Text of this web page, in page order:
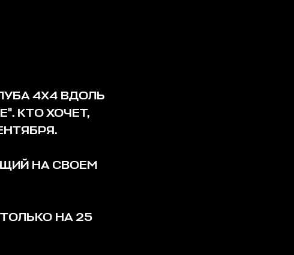
4Х4 ВДОЛЬ
КТО ХОЧЕТ,
НА СВОЕМ
НА 25